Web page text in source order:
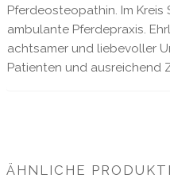
Pferdeosteopathin. Im
ambulante Pferdepraxis.
achtsamer und liebevoller
Patienten und ausreichend
ÄHNLICHE